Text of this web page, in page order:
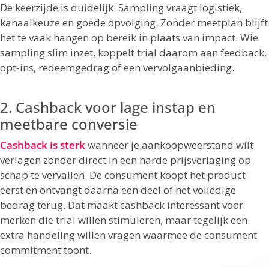
De keerzijde is duidelijk. Sampling vraagt logistiek,
kanaalkeuze en goede opvolging. Zonder meetplan blijft
het te vaak hangen op bereik in plaats van impact. Wie
sampling slim inzet, koppelt trial daarom aan feedback,
opt-ins, redeemgedrag of een vervolgaanbieding.
2. Cashback voor lage instap en
meetbare conversie
Cashback is sterkwanneer je aankoopweerstand wilt
verlagen zonder direct in een harde prijsverlaging op
schap te vervallen. De consument koopt het product
eerst en ontvangt daarna een deel of het volledige
bedrag terug. Dat maakt cashback interessant voor
merken die trial willen stimuleren, maar tegelijk een
extra handeling willen vragen waarmee de consument
commitment toont.